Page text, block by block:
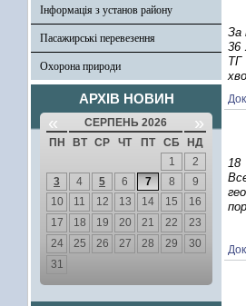
Інформація з установ району
Пасажирські перевезення
Охорона природи
АРХІВ НОВИН
« СЕРПЕНЬ 2026 »
ПН ВТ СР ЧТ ПТ СБ
НД
1
2
3
4 5 6 7 8
9
10
11 12 13 14 15
16
17
18 19 20 21 22
23
24
25 26 27 28 29
30
31
За
36
18